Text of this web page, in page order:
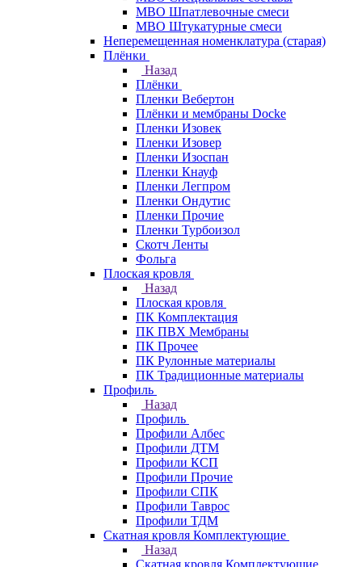
МВО Шпатлевочные смеси
МВО Штукатурные смеси
Неперемещенная номенклатура (старая)
Плёнки
Назад
Плёнки
Пленки Вебертон
Плёнки и мембраны Docke
Пленки Изовек
Пленки Изовер
Пленки Изоспан
Пленки Кнауф
Пленки Легпром
Пленки Ондутис
Пленки Прочие
Пленки Турбоизол
Скотч Ленты
Фольга
Плоская кровля
Назад
Плоская кровля
ПК Комплектация
ПК ПВХ Мембраны
ПК Прочее
ПК Рулонные материалы
ПК Традиционные материалы
Профиль
Назад
Профиль
Профили Албес
Профили ДТМ
Профили КСП
Профили Прочие
Профили СПК
Профили Таврос
Профили ТДМ
Скатная кровля Комплектующие
Назад
Скатная кровля Комплектующие